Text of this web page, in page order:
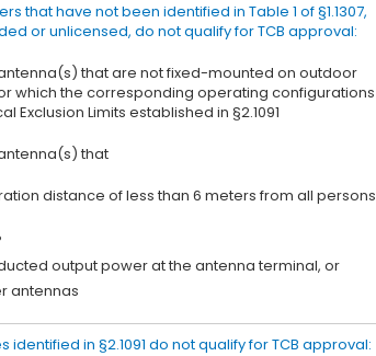
that have not been identified in Table 1 of §1.1307,
or unlicensed, do not qualify for TCB approval:
that are not fixed-mounted on outdoor
which the corresponding operating configurations
Exclusion Limits established in §2.1091
that
distance of less than 6 meters from all persons
output power at the antenna terminal, or
antennas
in §2.1091 do not qualify for TCB approval: